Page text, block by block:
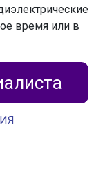
время или в